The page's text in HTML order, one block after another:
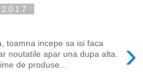
›
toamna incepe sa isi faca
noutatile apar una dupa alta.
de produse...